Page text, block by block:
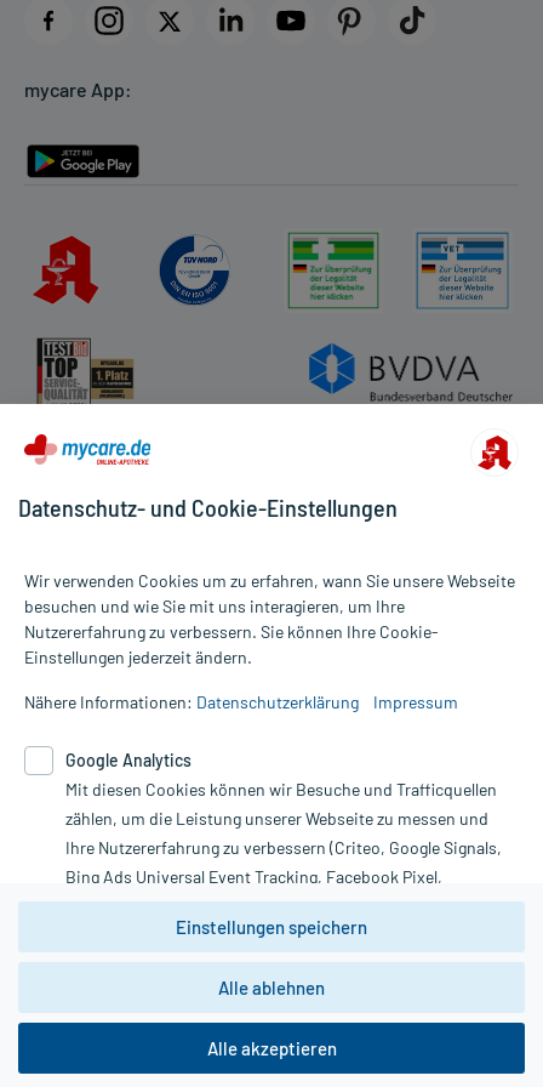
Datenschutz
Rückgabe/Widerruf
mycare App:
Alle Preise gelten inkl. MwSt., ggf. zzgl. Versandkosten
Informationen auf dieser Website werden ausschließlich für
die Untersuchung und Behandlung durch einen Arzt. Bitte
Therapien eingeleitet werden können. | Diese Webseite benutzt
Google Analytics. Lesen Sie bitte dazu die wichtigen Hinweise in
unserer Datenschutzerklärung. Für den Widerruf einer Bestellung
nutzen Sie das Formular:
Vertrag widerrufen
*Hinweise zu unseren Aktionen und Bewertungen
copyright @ 2026 Roland Helle e.K. - Versandapotheke - Alle Rechte vorbehalten
Datenschutz- und Cookie-Einstellungen
Wir verwenden Cookies um zu erfahren, wann Sie unsere Webseite
besuchen und wie Sie mit uns interagieren, um Ihre
Nutzererfahrung zu verbessern. Sie können Ihre Cookie-
Einstellungen jederzeit ändern.
Nähere Informationen: Datenschutzerklärung Impressum
Google Analytics
Mit diesen Cookies können wir Besuche und Trafficquellen
zählen, um die Leistung unserer Webseite zu messen und
Ihre Nutzererfahrung zu verbessern (Criteo, Google Signals,
Bing Ads Universal Event Tracking, Facebook Pixel,
Youtube-Social Plugin).
Wir weisen darauf hin, dass die
zwingend den Europäischen Anforderungen gem. EU-
DSGVO genügen und ein Datentransfer in Drittstaaten bzw.
Daten dort verarbeitet werden, kann nicht geprüft und
nachvollzogen werden.
Einstellungen speichern
Alle ablehnen
Alle akzeptieren